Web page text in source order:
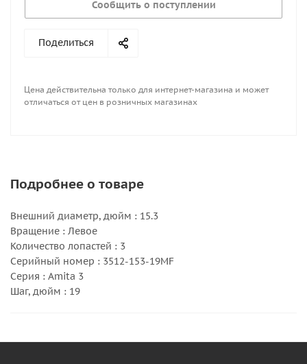
Сообщить о поступлении
Поделиться
Цена действительна только для интернет-магазина и может
отличаться от цен в розничных магазинах
Подробнее о товаре
Внешний диаметр, дюйм : 15.3
Вращение : Левое
Количество лопастей : 3
Серийный номер : 3512-153-19MF
Серия : Amita 3
Шаг, дюйм : 19